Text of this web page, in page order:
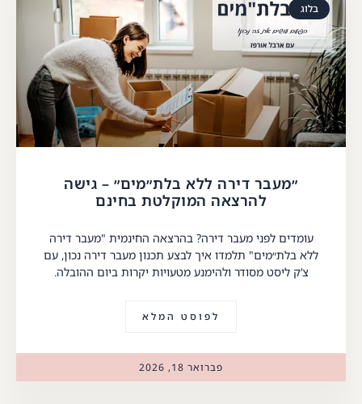
בלוג
״מעבר דירה ללא בלת״מים״ – גישה
להרצאה המוקלטת בחינם
עומדים לפני מעבר דירה? בהרצאה החינמית "מעבר דירה
ללא בלת״מים" תלמדו איך לבצע תכנון מעבר דירה נכון, עם
צ’ק ליסט מסודר ולהימנע מטעויות יקרות ביום ההובלה.
לפוסט המלא
פברואר 18, 2026